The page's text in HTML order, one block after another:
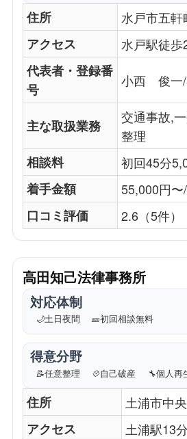
住所
水戸市五
アクセス
水戸駅徒歩
代表者・登録番
号
小西 俊一/
主な取扱業務
交通事故,
整理
相談料
初回45分
着手金額
55,000円〜
口コミ評価
2.6（5件）
高田知己法律事務所
対応体制
🌙土日夜間 🎫初回相談無料
得意分野
📝任意整理 💠自己破産 🔧個人再
住所
土浦市中
アクセス
土浦駅13分